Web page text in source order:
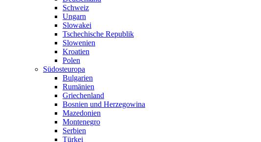
Schweiz
Ungarn
Slowakei
Tschechische Republik
Slowenien
Kroatien
Polen
Südosteuropa
Bulgarien
Rumänien
Griechenland
Bosnien und Herzegowina
Mazedonien
Montenegro
Serbien
Türkei